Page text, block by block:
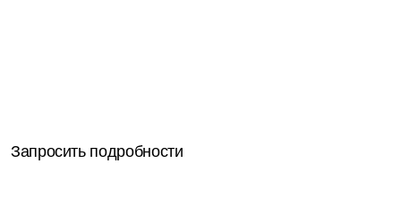
Запросить подробности